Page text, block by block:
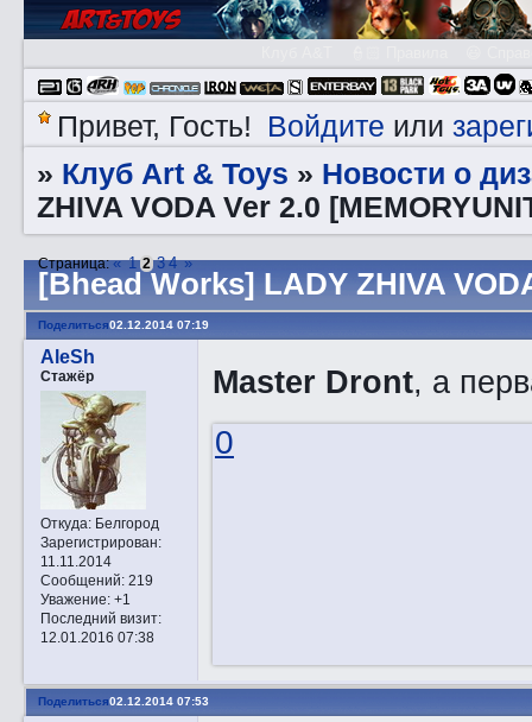
Привет, Гость! Войдите или
» Клуб Art & Toys » Новости о
ZHIVA VODA Ver 2.0
[Bhead Works] LADY ZHIVA
Страница:« 1 2 3 4 »
Поделиться02.12.2014 07:19
AleSh
Стажёр
Откуда:Белгород
Зарегистрирован:
11.11.2014
Сообщений:219
Уважение: +1
Последний визит:
12.01.2016 07:38
Master Dront, а
0
Поделиться02.12.2014 07:53